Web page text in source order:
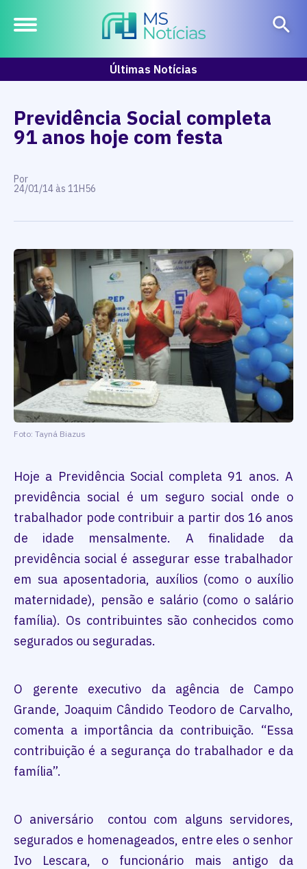
Últimas Notícias
Previdência Social completa
91 anos hoje com festa
Por
24/01/14 às 11H56
Foto: Tayná Biazus
Hoje a Previdência Social completa 91 anos. A
previdência social é um seguro social onde o
trabalhador pode contribuir a partir dos 16 anos
de idade mensalmente. A finalidade da
previdência social é assegurar esse trabalhador
em sua aposentadoria, auxílios (como o auxílio
maternidade), pensão e salário (como o salário
família). Os contribuintes são conhecidos como
segurados ou seguradas.
O gerente executivo da agência de Campo
Grande, Joaquim Cândido Teodoro de Carvalho,
comenta a importância da contribuição. “Essa
contribuição é a segurança do trabalhador e da
família”.
O aniversário contou com alguns servidores,
segurados e homenageados, entre eles o senhor
Ivo Lescara, o funcionário mais antigo da